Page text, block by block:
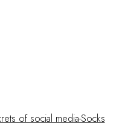
image in a popup: